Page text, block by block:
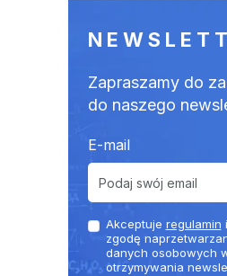
Zapraszamy do
do naszego
E-mail
Akceptuje regulamin
zgodę
danych osobowych
otrzymywania